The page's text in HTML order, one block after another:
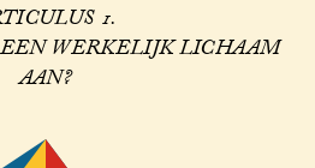
1.
WERKELIJK LICHAAM
AAN?